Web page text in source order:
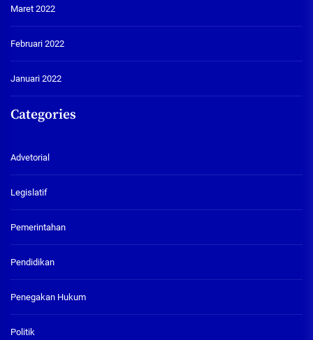
Maret 2022
Februari 2022
Januari 2022
Categories
Advetorial
Legislatif
Pemerintahan
Pendidikan
Penegakan Hukum
Politik